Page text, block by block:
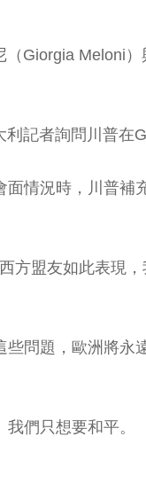
Giorgia Meloni
記者詢問川普在
情況時，川普補
方盟友如此表現
問題，歐洲將永
們只想要和平。